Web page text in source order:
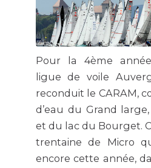
Pour la 4ème
ligue de voile
reconduit le CARAM,
d’eau du Grand
et du lac du Bourget.
trentaine de Micro
encore cette année,